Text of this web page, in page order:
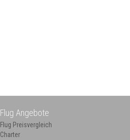
Flug Angebote
Flug Preisvergleich
Charter